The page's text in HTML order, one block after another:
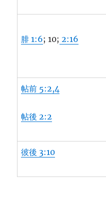
腓 1:6; 10; 2:16
帖前 5:2,4
帖後 2:2
彼後 3:10